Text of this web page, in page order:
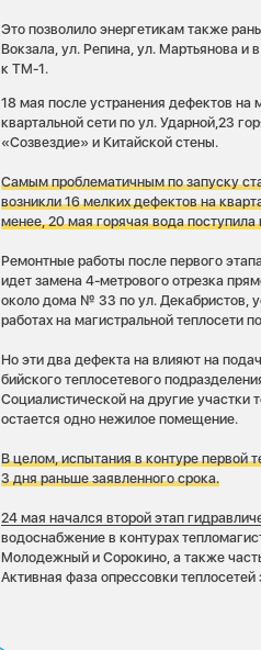
Это позволило энергетикам также
Вокзала, ул. Репина, ул. Мартьянова и
к ТМ-1.
18 мая после устранения дефектов на
квартальной сети по ул. Ударной,23
«Созвездие» и Китайской стены.
Самым проблематичным по запуску
возникли 16 мелких дефектов на
менее, 20 мая горячая вода поступила
Ремонтные работы после первого
идет замена 4-метрового отрезка
около дома № 33 по ул. Декабристов,
работах на магистральной теплосети
Но эти два дефекта на влияют на
бийского теплосетевого
Социалистической на другие участки
остается одно нежилое помещение.
В целом, испытания в контуре первой
3 дня раньше заявленного срока.
24 мая начался второй этап
водоснабжение в контурах
Молодежный и Сорокино, а также
Активная фаза опрессовки